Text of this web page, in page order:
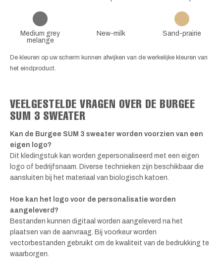
Medium grey
melange
New-milk Sand-prairie
De kleuren op uw scherm kunnen afwijken van de werkelijke kleuren van
het eindproduct.
VEELGESTELDE VRAGEN OVER DE BURGEE
SUM 3 SWEATER
Kan de Burgee SUM 3 sweater worden voorzien van een
eigen logo?
Dit kledingstuk kan worden gepersonaliseerd met een eigen
logo of bedrijfsnaam. Diverse technieken zijn beschikbaar die
aansluiten bij het materiaal van biologisch katoen.
Hoe kan het logo voor de personalisatie worden
aangeleverd?
Bestanden kunnen digitaal worden aangeleverd na het
plaatsen van de aanvraag. Bij voorkeur worden
vectorbestanden gebruikt om de kwaliteit van de bedrukking te
waarborgen.